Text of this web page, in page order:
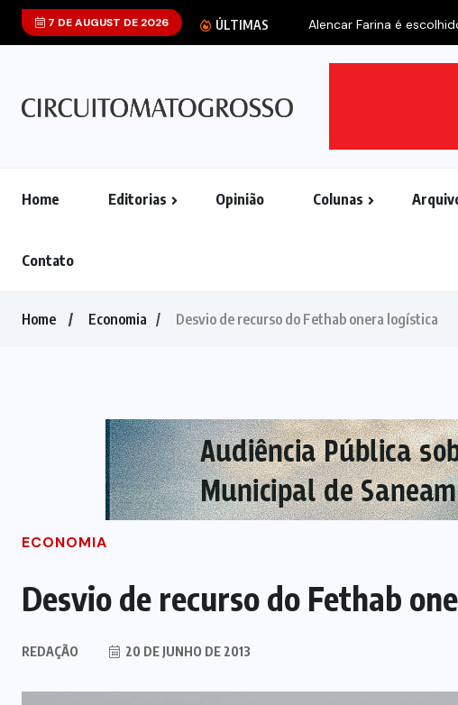
7 DE AUGUST DE 2026 ÚLTIMAS Alencar Farina é
Home Editorias Opinião Colunas
Contato
Home Economia Desvio de recurso do Fethab onera logística
ECONOMIA
Desvio de recurso do Fethab
REDAÇÃO 20 DE JUNHO DE 2013